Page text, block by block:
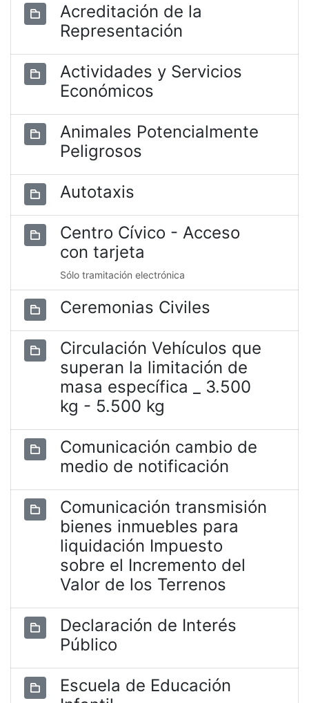
Acreditación de la
Representación
Actividades y Servicios
Económicos
Animales Potencialmente
Peligrosos
Autotaxis
Centro Cívico - Acceso
con tarjeta
Sólo tramitación electrónica
Ceremonias Civiles
Circulación Vehículos que
superan la limitación de
masa específica _ 3.500
kg - 5.500 kg
Comunicación cambio de
medio de notificación
Comunicación transmisión
bienes inmuebles para
liquidación Impuesto
sobre el Incremento del
Valor de los Terrenos
Declaración de Interés
Público
Escuela de Educación